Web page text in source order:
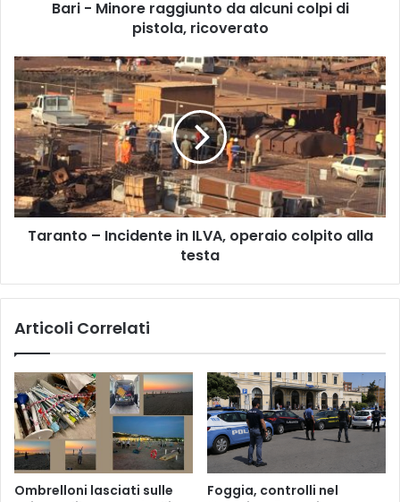
a
g
g
i
u
n
t
o
d
c
n
o
l
p
i
d
i
p
Bari - Minore raggiunto da alcuni colpi di
pistola, ricoverato
a
r
a
n
t
o
–
I
n
i
n
I
L
V
,
Taranto – Incidente in ILVA, operaio colpito alla
testa
Articoli Correlati
Ombrelloni lasciati sulle
Foggia, controlli nel